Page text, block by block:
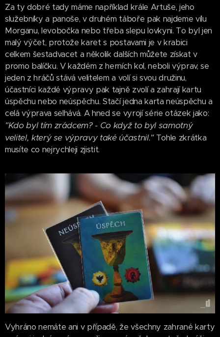
Za ty dobré tady máme například krále Artuše, jeho
služebníky a panoše, v druhém táboře pak najdeme vílu
Morganu, levobočka nebo třeba slepu lovkyni. To byl jen
malý výčet, protože karet s postavami je v krabici
celkem šestadvacet a několik dalších můžete získat v
promo balíčku. V každém z herních kol, neboli výprav, se
jeden z hráčů stává velitelem a volí si svou družinu,
účastníci každé výpravy pak tajně zvolí a zahrají kartu
úspěchu nebo neúspěchu. Stačí jedna karta neúspěchu a
celá výprava selhává. A hned se vyrojí série otázek jako:
"Kdo byl tím zrádcem? - Co když to byl samotný
velitel, který se výpravy také účastnil." Tohle zkrátka
musíte co nejrychleji zjistit.
Vyhráno nemáte ani v případě, že všechny zahrané karty